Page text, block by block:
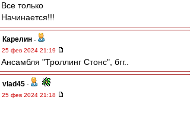
Все только
Начинается!!!
Карелин -
25 фев 2024 21:19
Ансамбля "Троллинг Стонс", бгг..
vlad45 -
25 фев 2024 21:18